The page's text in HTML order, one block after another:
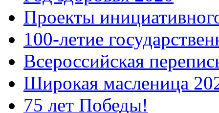
Проекты
100-летие
Всероссийская
Широкая масленица
75 лет Победы!